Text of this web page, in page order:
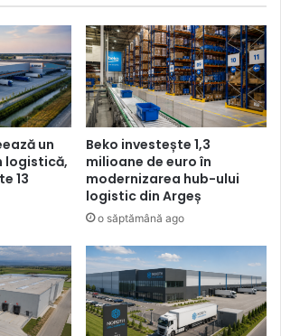
un
logistică,
13
Beko investește 1,3
milioane de euro în
modernizarea hub-ului
logistic din Argeș
o săptămână ago